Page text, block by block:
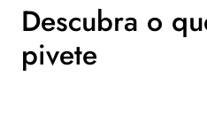
Descubra o
pivete